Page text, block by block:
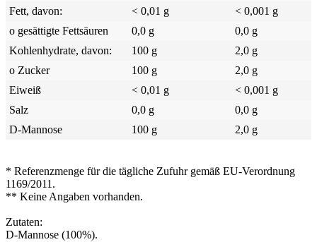
Fett, davon: < 0,01 g
< 0,001 g
o gesättigte Fettsäuren
0,0 g
0,0 g
Kohlenhydrate, davon:
100 g
2,0 g
o Zucker
100 g
2,0 g
Eiweiß
< 0,01 g
< 0,001 g
Salz
0,0 g
0,0 g
D-Mannose
100 g 2,0 g
* Referenzmenge für die tägliche Zufuhr gemäß EU-Verordnung
1169/2011.
** Keine Angaben vorhanden.
Zutaten:
D-Mannose (100%).